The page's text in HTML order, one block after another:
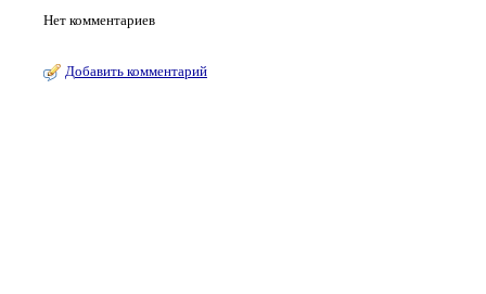
Нет комментариев
Добавить комментарий